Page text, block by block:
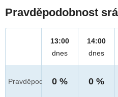
Pravděpodobnost
Pravděpod.
13:00
dnes
0 %
14:00
dnes
0 %